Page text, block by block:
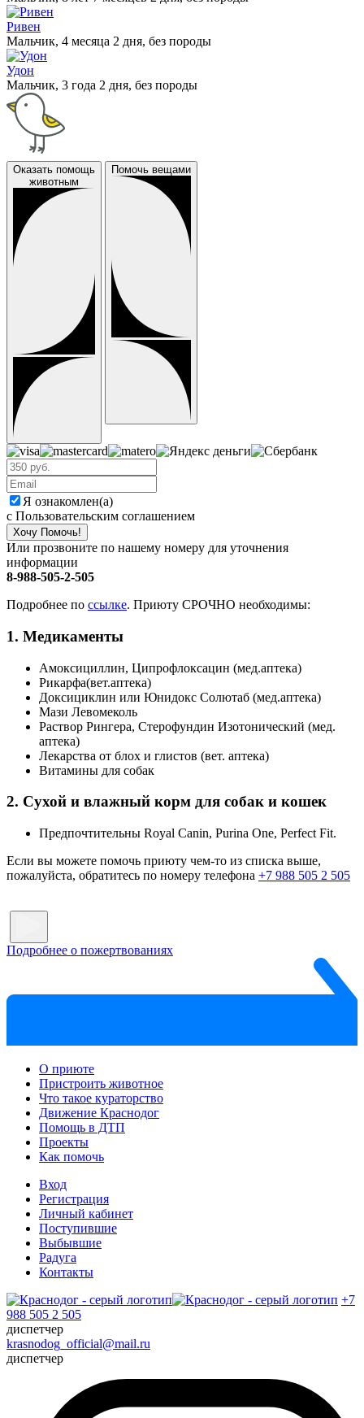
Ривен
Мальчик, 4 месяца 2 дня, без породы
Удон
Мальчик, 3 года 2 дня, без породы
Оказать помощь
животным
Помочь вещами
Я ознакомлен(а)
с Пользовательским соглашением
Хочу Помочь!
Или прозвоните по нашему номеру для уточнения
информации
8-988-505-2-505
Подробнее по ссылке. Приюту СРОЧНО необходимы:
1. Медикаменты
Амоксициллин, Ципрофлоксацин (мед.аптека)
Рикарфа(вет.аптека)
Доксициклин или Юнидокс Солютаб (мед.аптека)
Мази Левомеколь
Раствор Рингера, Стерофундин Изотонический (мед.
аптека)
Лекарства от блох и глистов (вет. аптека)
Витамины для собак
2. Сухой и влажный корм для собак и кошек
Предпочтительны Royal Canin, Purina One, Perfect Fit.
Если вы можете помочь приюту чем-то из списка выше,
пожалуйста, обратитесь по номеру телефона +7 988 505 2 505
Подробнее о пожертвованиях
О приюте
Пристроить животное
Что такое кураторство
Движение Краснодог
Помощь в ДТП
Проекты
Как помочь
Вход
Регистрация
Личный кабинет
Поступившие
Выбывшие
Радуга
Контакты
+7
988 505 2 505
диспетчер
krasnodog_official@mail.ru
диспетчер